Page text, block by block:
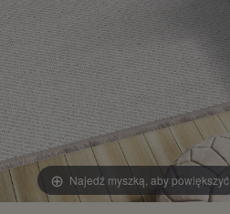
Najedź myszką, aby powiększyć